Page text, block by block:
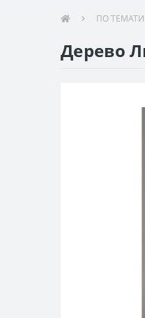
ПО
Дерево